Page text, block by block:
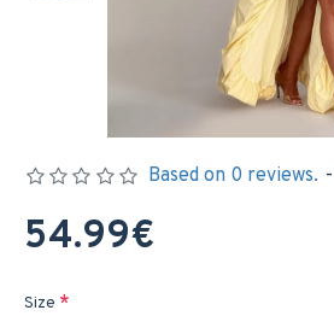
Based on 0 reviews. -
54.99€
Size